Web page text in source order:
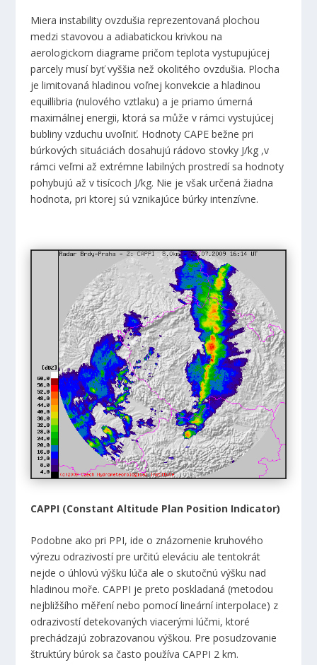
Miera instability ovzdušia reprezentovaná plochou
medzi stavovou a adiabatickou krivkou na
aerologickom diagrame pričom teplota vystupujúcej
parcely musí byť vyššia než okolitého ovzdušia. Plocha
je limitovaná hladinou voľnej konvekcie a hladinou
equillibria (nulového vztlaku) a je priamo úmerná
maximálnej energii, ktorá sa může v rámci vystujúcej
bubliny vzduchu uvoľniť. Hodnoty CAPE bežne pri
búrkových situáciách dosahujú rádovo stovky J/kg ,v
rámci veľmi až extrémne labilných prostredí sa hodnoty
pohybujú až v tisícoch J/kg. Nie je však určená žiadna
hodnota, pri ktorej sú vznikajúce búrky intenzívne.
CAPPI (Constant Altitude Plan Position Indicator)
Podobne ako pri PPI, ide o znázornenie kruhového
výrezu odrazivostí pre určitú eleváciu ale tentokrát
nejde o úhlovú výšku lúča ale o skutočnú výšku nad
hladinou moře. CAPPI je preto poskladaná (metodou
nejbližšího měření nebo pomocí lineární interpolace) z
odrazivostí detekovaných viacerými lúčmi, ktoré
prechádzajú zobrazovanou výškou. Pre posudzovanie
štruktúry búrok sa často používa CAPPI 2 km.